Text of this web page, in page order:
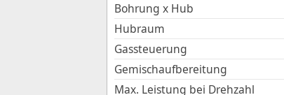
Bohrung x Hub
Hubraum
Gassteuerung
Gemischaufbereitung
Max. Leistung bei Drehzahl